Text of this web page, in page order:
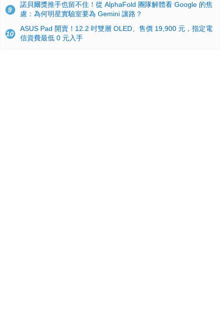
9
諾貝爾獎推手也留不住！從 AlphaFold 團隊解體看 Google 的焦
慮：為何明星實驗室要為 Gemini 讓路？
10
ASUS Pad 開賣！12.2 吋雙層 OLED、售價 19,900 元，指定電
信資費最低 0 元入手